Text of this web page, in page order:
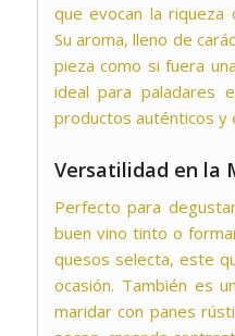
que evocan la riqueza
Su aroma, lleno de
pieza como si fuera
ideal para paladares
productos auténticos y
Versatilidad en la
Perfecto para
buen vino tinto o
quesos selecta, este
ocasión. También es
maridar con panes